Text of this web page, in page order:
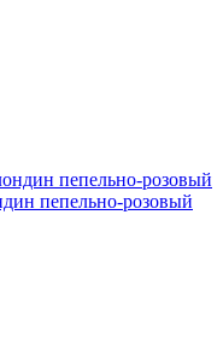
пепельно-розовый